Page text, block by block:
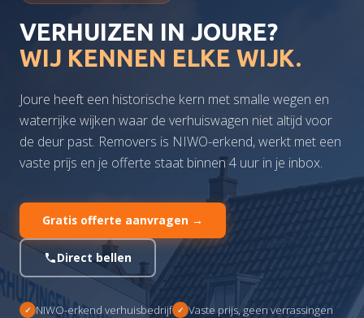
VERHUIZEN IN JOURE?
WIJ KENNEN ELKE WIJK.
Joure heeft een historische kern met smalle wegen en
waterrijke wijken waar de verhuiswagen niet altijd voor
de deur past. Removers is NIWO-erkend, werkt met een
vaste prijs en je offerte staat binnen 4 uur in je inbox.
Gratis offerte aanvragen →
Direct bellen
NIWO-erkend verhuisbedrijf
Vaste prijs, geen verrassingen